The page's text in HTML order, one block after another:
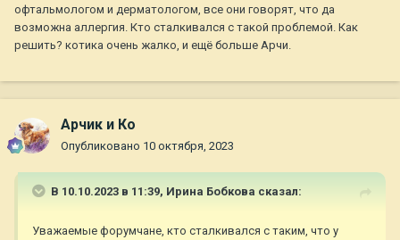
офтальмологом и дерматологом, все они говорят, что да
возможна аллергия. Кто сталкивался с такой проблемой. Как
решить? котика очень жалко, и ещё больше Арчи.
Арчик и Ко
Опубликовано 10 октября, 2023
В 10.10.2023 в 11:39, Ирина Бобкова сказал:
Уважаемые форумчане, кто сталкивался с таким, что у